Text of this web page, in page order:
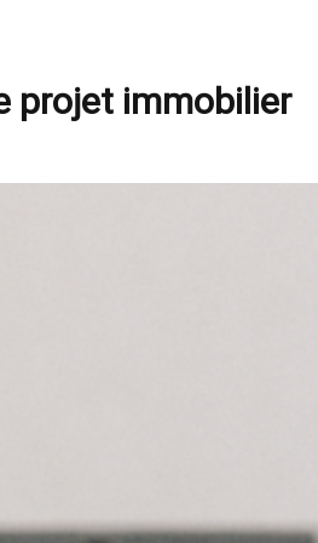
projet immobilier